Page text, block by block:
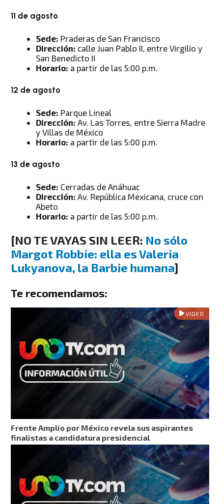
11 de agosto
Sede: Praderas de San Francisco
Dirección: calle Juan Pablo II, entre Virgilio y
San Benedicto II
Horario: a partir de las 5:00 p.m.
12 de agosto
Sede: Parque Lineal
Dirección:Av. Las Torres, entre Sierra Madre
y Villas de México
Horario: a partir de las 5:00 p.m.
13 de agosto
Sede: Cerradas de Anáhuac
Dirección:Av. República Mexicana, cruce con
Abeto
Horario: a partir de las 5:00 p.m.
[NO TE VAYAS SIN LEER: No sólo
Margot Robbie: ella es Valeria
Lukyanova, la Barbie humana]
Te recomendamos:
VIDEO
Frente Amplio por México revela sus aspirantes
finalistas a candidatura presidencial